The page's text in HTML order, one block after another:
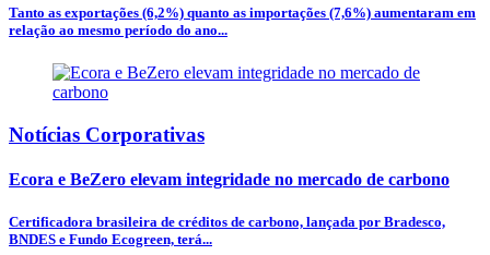
Tanto as exportações (6,2%) quanto as importações (7,6%) aumentaram em
relação ao mesmo período do ano...
Notícias Corporativas
Ecora e BeZero elevam integridade no mercado de carbono
Certificadora brasileira de créditos de carbono, lançada por Bradesco,
BNDES e Fundo Ecogreen, terá...